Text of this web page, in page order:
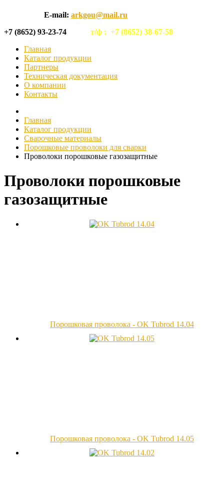
E-mail: arkgou@mail.ru
+7 (8652) 93-23-74 т/ф : +7 (8652) 38-67-58
Главная
Каталог продукции
Партнеры
Техническая документация
О компании
Контакты
Главная
Каталог продукции
Сварочные материалы
Порошковые проволоки для сварки
Проволоки порошковые газозащитные
Проволоки порошковые
газозащитные
Порошковая проволока - OK Tubrod 14.04
Порошковая проволока - OK Tubrod 14.05